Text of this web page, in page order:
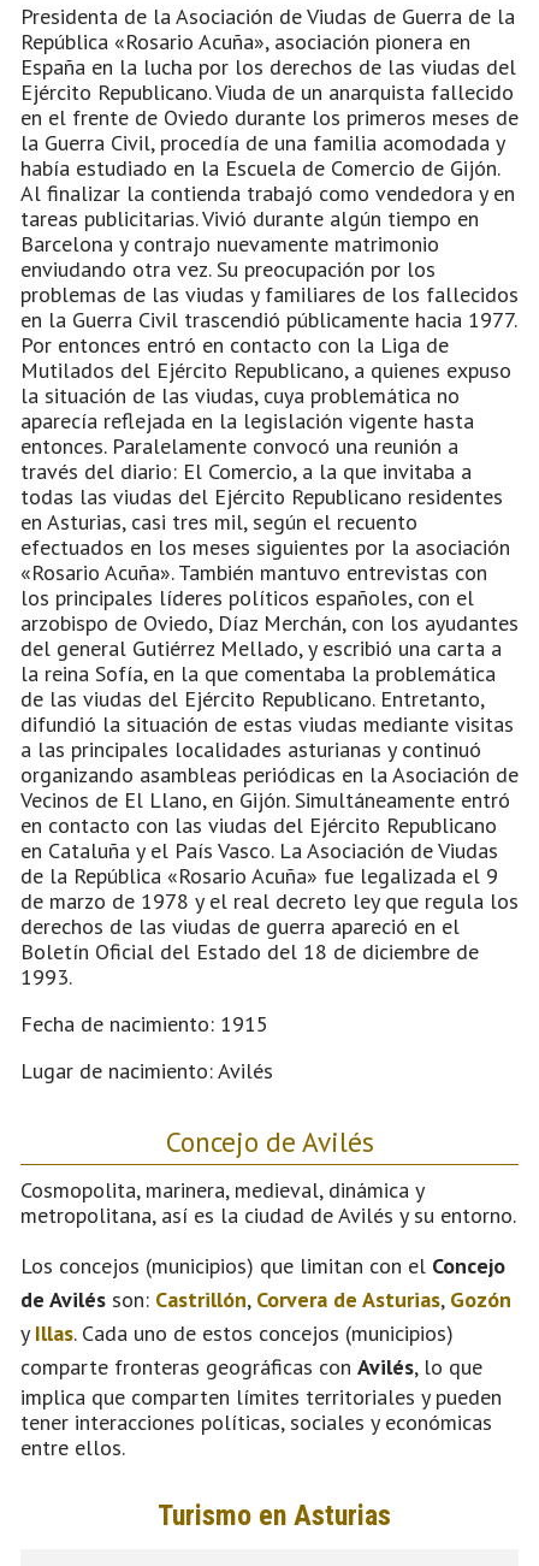
Presidenta de la Asociación de Viudas de Guerra de la
República «Rosario Acuña», asociación pionera en
España en la lucha por los derechos de las viudas del
Ejército Republicano. Viuda de un anarquista fallecido
en el frente de Oviedo durante los primeros meses de
la Guerra Civil, procedía de una familia acomodada y
había estudiado en la Escuela de Comercio de Gijón.
Al finalizar la contienda trabajó como vendedora y en
tareas publicitarias. Vivió durante algún tiempo en
Barcelona y contrajo nuevamente matrimonio
enviudando otra vez. Su preocupación por los
problemas de las viudas y familiares de los fallecidos
en la Guerra Civil trascendió públicamente hacia 1977.
Por entonces entró en contacto con la Liga de
Mutilados del Ejército Republicano, a quienes expuso
la situación de las viudas, cuya problemática no
aparecía reflejada en la legislación vigente hasta
entonces. Paralelamente convocó una reunión a
través del diario: El Comercio, a la que invitaba a
todas las viudas del Ejército Republicano residentes
en Asturias, casi tres mil, según el recuento
efectuados en los meses siguientes por la asociación
«Rosario Acuña». También mantuvo entrevistas con
los principales líderes políticos españoles, con el
arzobispo de Oviedo, Díaz Merchán, con los ayudantes
del general Gutiérrez Mellado, y escribió una carta a
la reina Sofía, en la que comentaba la problemática
de las viudas del Ejército Republicano. Entretanto,
difundió la situación de estas viudas mediante visitas
a las principales localidades asturianas y continuó
organizando asambleas periódicas en la Asociación de
Vecinos de El Llano, en Gijón. Simultáneamente entró
en contacto con las viudas del Ejército Republicano
en Cataluña y el País Vasco. La Asociación de Viudas
de la República «Rosario Acuña» fue legalizada el 9
de marzo de 1978 y el real decreto ley que regula los
derechos de las viudas de guerra apareció en el
Boletín Oficial del Estado del 18 de diciembre de
1993.
Fecha de nacimiento: 1915
Lugar de nacimiento: Avilés
Concejo de Avilés
Cosmopolita, marinera, medieval, dinámica y
metropolitana, así es la ciudad de Avilés y su entorno.
Los concejos (municipios) que limitan con el Concejo
de Avilés son: Castrillón, Corvera de Asturias, Gozón
y Illas. Cada uno de estos concejos (municipios)
comparte fronteras geográficas con Avilés, lo que
implica que comparten límites territoriales y pueden
tener interacciones políticas, sociales y económicas
entre ellos.